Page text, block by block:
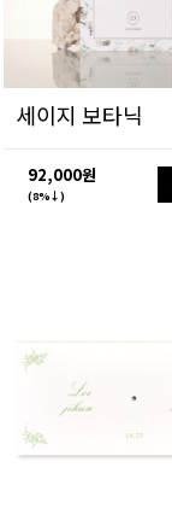
세이지 보타닉
92,000원
(8%↓)